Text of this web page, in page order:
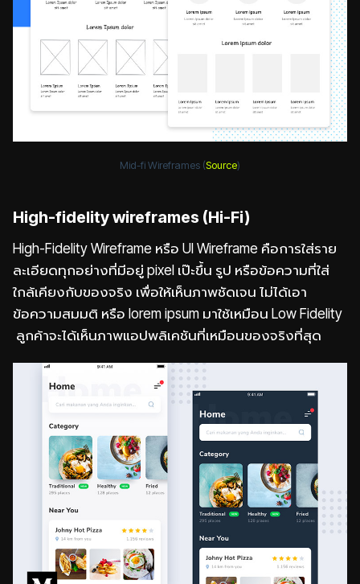
Mid-fi Wireframes (Source)
High-fidelity wireframes (Hi-Fi)
High-Fidelity Wireframe หรือ UI Wireframe คือการใส่ราย
ละเอียดทุกอย่างที่มีอยู่ pixel เป๊ะขึ้น รูป หรือข้อความที่ใส่
ใกล้เคียงกับของจริง เพื่อให้เห็นภาพชัดเจน ไม่ได้เอา
ข้อความสมมติ หรือ lorem ipsum มาใช้เหมือน Low Fidelity
ลูกค้าจะได้เห็นภาพแอปพลิเคชันที่เหมือนของจริงที่สุด